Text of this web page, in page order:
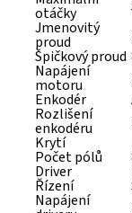
otáčky
Jmenovitý
proud
Špičkový proud
Napájení
motoru
Enkodér
Rozlišení
enkodéru
Krytí
Počet pólů
Driver
Řízení
Napájení